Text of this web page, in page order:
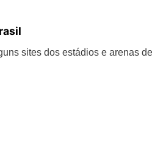
sites dos estádios e arenas